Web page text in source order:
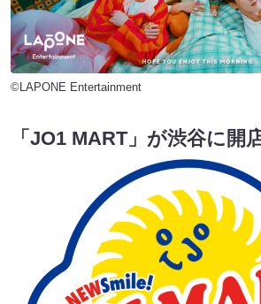
©LAPONE Entertainment
「JO1 MART」が渋谷に開